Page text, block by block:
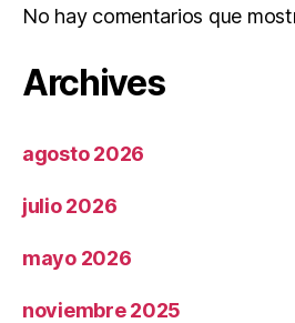
No hay comentarios que
Archives
agosto 2026
julio 2026
mayo 2026
noviembre 2025